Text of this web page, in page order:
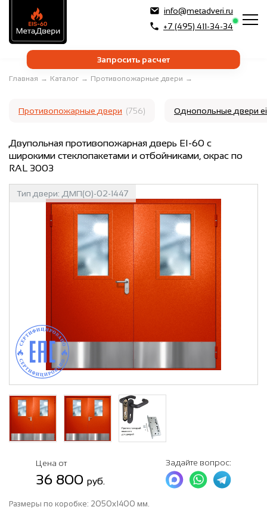
info@metadveri.ru
+7 (495) 411-34-34
Запросить расчет
Главная → Каталог → Противопожарные двери →
Противопожарные двери (756) Однопольные двери
Двупольная противопожарная дверь EI-60 с
широкими стеклопакетами и отбойниками, окрас по
RAL 3003
Тип двери: ДМП(О)-02-1447
Цена от
36 800 руб.
Задайте вопрос:
Размеры по коробке: 2050х1400 мм.